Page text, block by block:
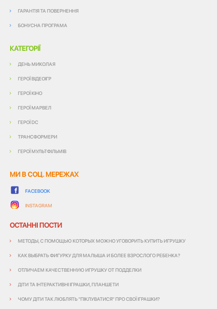
ГАРАНТІЯ ТА ПОВЕРНЕННЯ
БОНУСНА ПРОГРАМА
КАТЕГОРІЇ
ДЕНЬ МИКОЛАЯ
ГЕРОЇ ВІДЕОІГР
ГЕРОЇ КІНО
ГЕРОЇ МАРВЕЛ
ГЕРОЇ DC
ТРАНСФОРМЕРИ
ГЕРОЇ МУЛЬТФІЛЬМІВ
МИ В СОЦ. МЕРЕЖАХ
FACEBOOK
INSTAGRAM
ОСТАННІ ПОСТИ
МЕТОДЫ, С ПОМОЩЬЮ КОТОРЫХ МОЖНО УГОВОРИТЬ КУПИТЬ ИГРУШКУ
КАК ВЫБРАТЬ ФИГУРКУ ДЛЯ МАЛЫША И БОЛЕЕ ВЗРОСЛОГО РЕБЕНКА?
ОТЛИЧАЕМ КАЧЕСТВЕННУЮ ИГРУШКУ ОТ ПОДДЕЛКИ
ДІТИ ТА ІНТЕРАКТИВНІ ІГРАШКИ, ПЛАНШЕТИ
ЧОМУ ДІТИ ТАК ЛЮБЛЯТЬ "ПІКЛУВАТИСЯ" ПРО СВОЇ ІГРАШКИ?